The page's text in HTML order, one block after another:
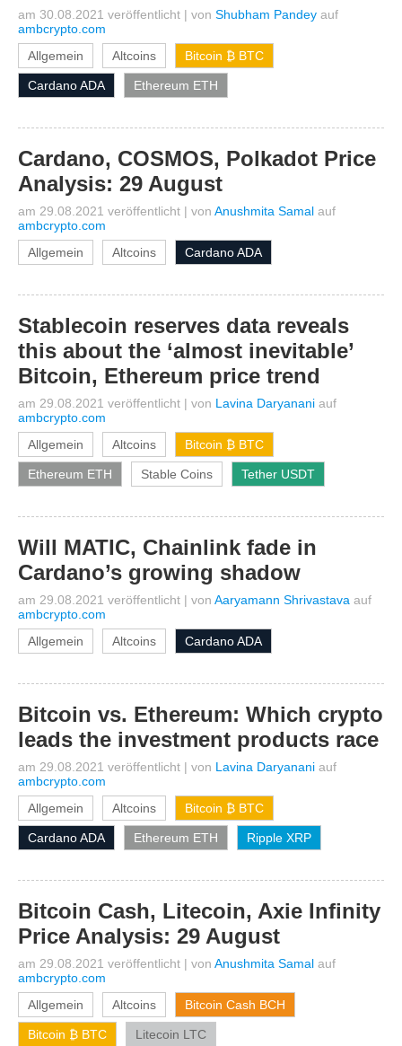
am 30.08.2021 veröffentlicht | von Shubham Pandey auf
ambcrypto.com
Allgemein
Altcoins Bitcoin ₿ BTC
Cardano ADA Ethereum ETH
Cardano, COSMOS, Polkadot Price
Analysis: 29 August
am 29.08.2021 veröffentlicht | von Anushmita Samal auf
ambcrypto.com
Allgemein
Altcoins Cardano ADA
Stablecoin reserves data reveals
this about the ‘almost inevitable’
Bitcoin, Ethereum price trend
am 29.08.2021 veröffentlicht | von Lavina Daryanani auf
ambcrypto.com
Allgemein
Altcoins Bitcoin ₿ BTC
Ethereum ETH Stable Coins Tether USDT
Will MATIC, Chainlink fade in
Cardano’s growing shadow
am 29.08.2021 veröffentlicht | von Aaryamann Shrivastava auf
ambcrypto.com
Allgemein
Altcoins Cardano ADA
Bitcoin vs. Ethereum: Which crypto
leads the investment products race
am 29.08.2021 veröffentlicht | von Lavina Daryanani auf
ambcrypto.com
Allgemein
Altcoins Bitcoin ₿ BTC
Cardano ADA Ethereum ETH Ripple XRP
Bitcoin Cash, Litecoin, Axie Infinity
Price Analysis: 29 August
am 29.08.2021 veröffentlicht | von Anushmita Samal auf
ambcrypto.com
Allgemein
Altcoins Bitcoin Cash BCH
Bitcoin ₿ BTC Litecoin LTC